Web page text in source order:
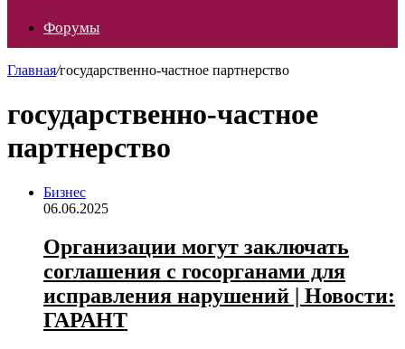
Форумы
Главная/государственно-частное партнерство
государственно-частное
партнерство
Бизнес
06.06.2025
Организации могут заключать
соглашения с госорганами для
исправления нарушений | Новости:
ГАРАНТ